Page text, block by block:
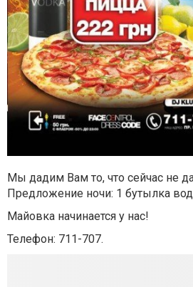
Мы дадим Вам то, что сейчас не
Предложение ночи: 1 бутылка
Майовка начинается у нас!
Телефон: 711-707.